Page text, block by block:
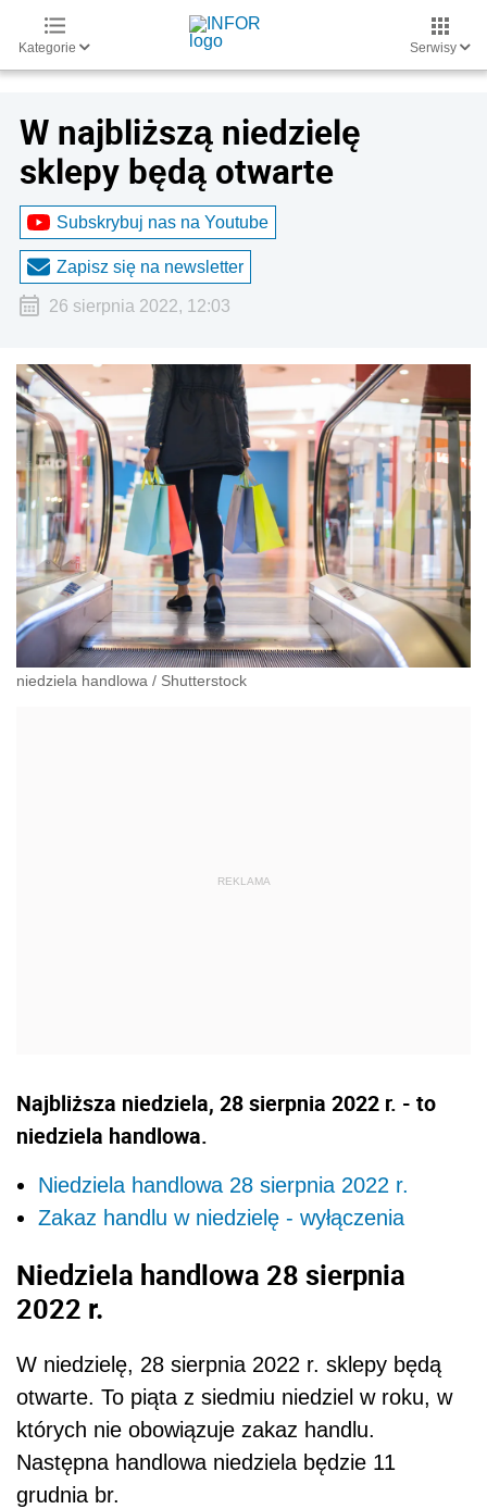
Kategorie Serwisy
W najbliższą niedzielę
sklepy będą otwarte
Subskrybuj nas na Youtube
Zapisz się na newsletter
26 sierpnia 2022, 12:03
niedziela handlowa / Shutterstock
Najbliższa niedziela, 28 sierpnia 2022 r. - to
niedziela handlowa.
Niedziela handlowa 28 sierpnia 2022 r.
Zakaz handlu w niedzielę - wyłączenia
Niedziela handlowa 28 sierpnia
2022 r.
W niedzielę, 28 sierpnia 2022 r. sklepy będą
otwarte. To piąta z siedmiu niedziel w roku, w
których nie obowiązuje zakaz handlu.
Następna handlowa niedziela będzie 11
grudnia br.